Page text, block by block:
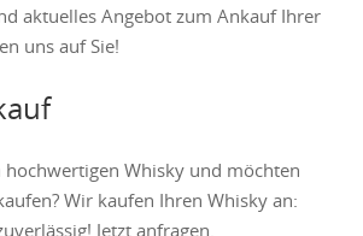
aktuelles Angebot zum Ankauf Ihrer
uns auf Sie!
hochwertigen Whisky und möchten
Wir kaufen Ihren Whisky an:
Jetzt anfragen.